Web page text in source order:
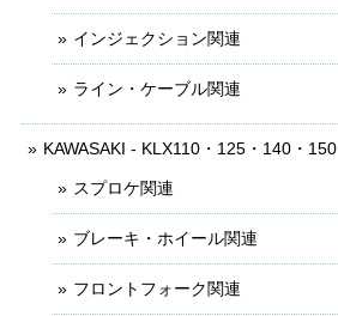
インジェクション関連
ライン・ケーブル関連
KAWASAKI - KLX110・125・140・150
スプロケ関連
ブレーキ・ホイール関連
フロントフォーク関連